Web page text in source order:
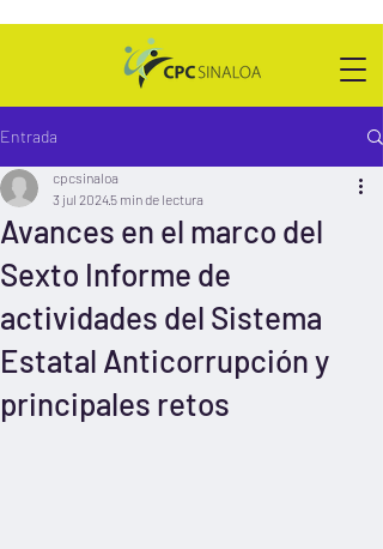
Entrada
Avances en el marco del
Sexto Informe de
actividades del Sistema
Estatal Anticorrupción y
principales retos
cpcsinaloa
3 jul 20245 min de lectura